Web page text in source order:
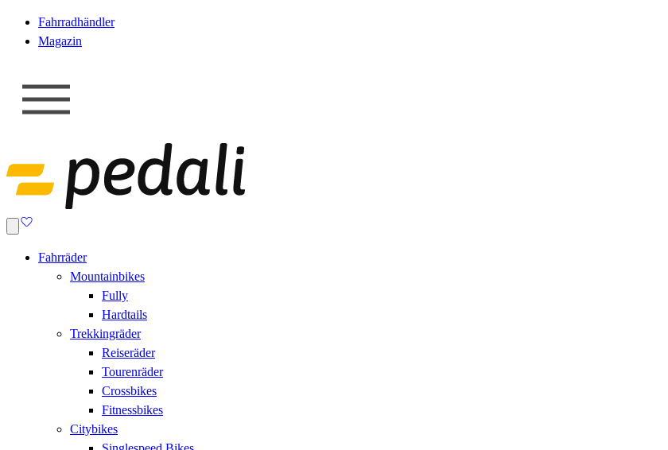
Fahrradhändler
Magazin
Fahrräder
Mountainbikes
Fully
Hardtails
Trekkingräder
Reiseräder
Tourenräder
Crossbikes
Fitnessbikes
Citybikes